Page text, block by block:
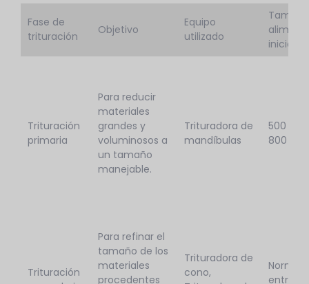
Fase de
trituración
Objetivo
Equipo
utilizado
inicial
Trituración
primaria
Para reducir
materiales
grandes y
voluminosos a
un tamaño
manejable.
Trituradora de
mandíbulas
500
800
Trituración
Para refinar el
tamaño de los
materiales
procedentes
Trituradora de
cono,
entre